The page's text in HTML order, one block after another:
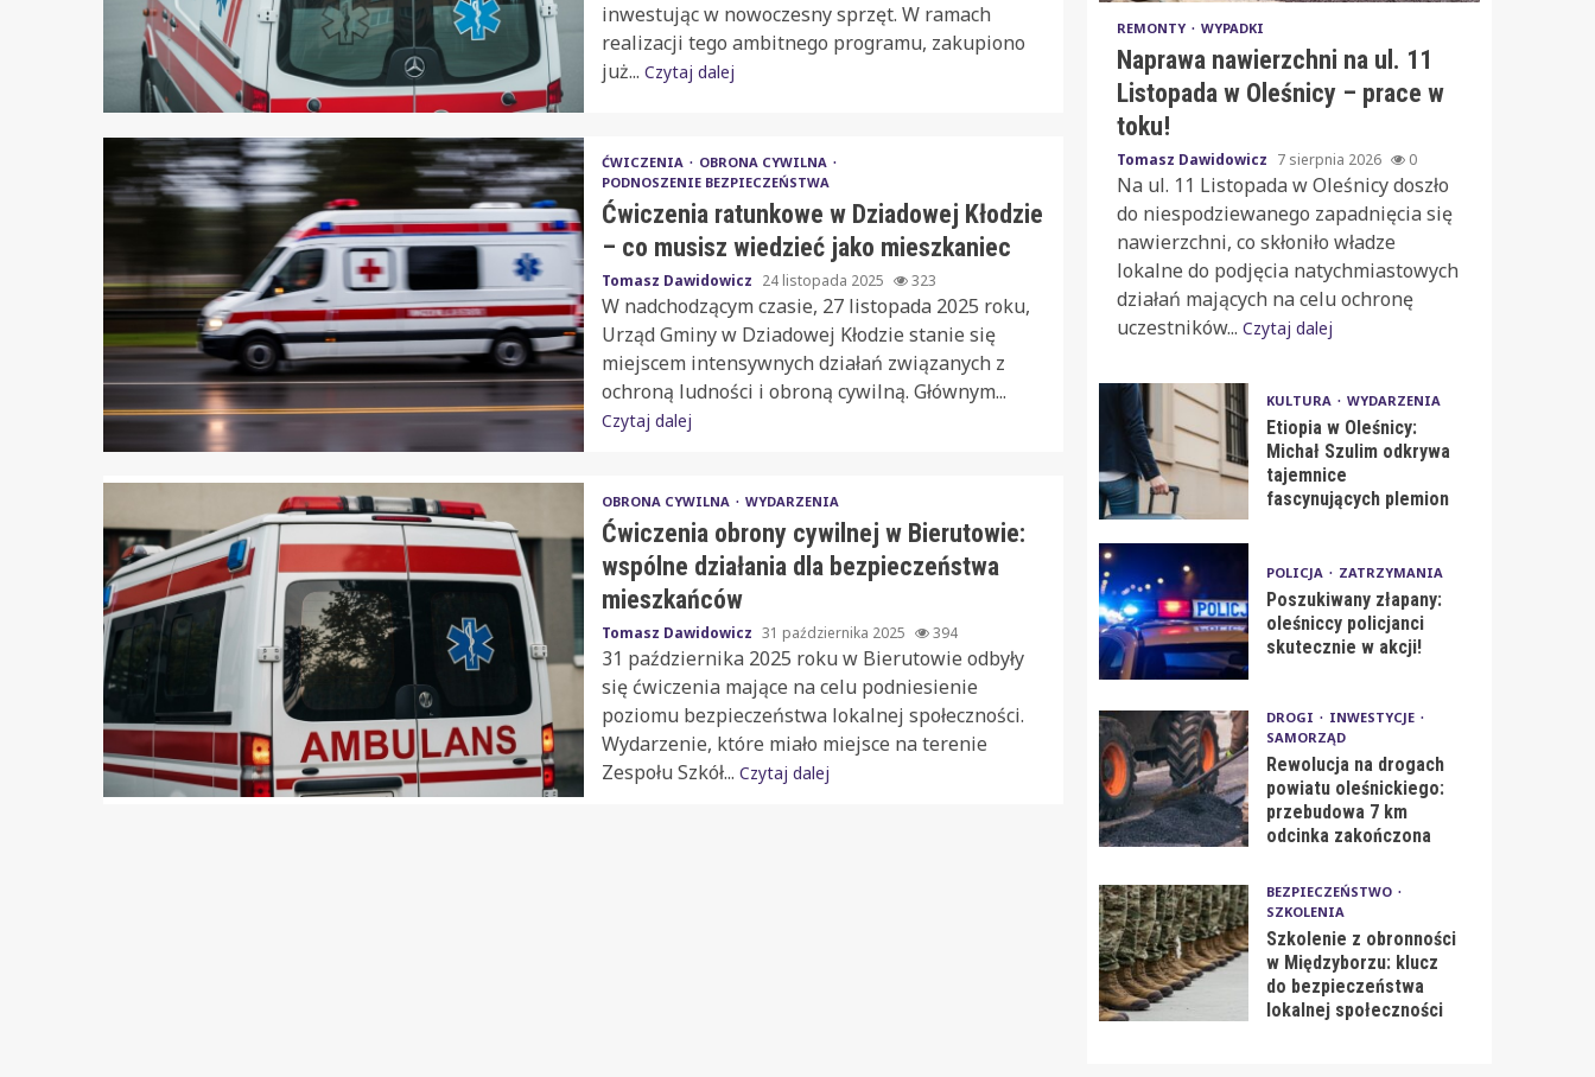
inwestując w nowoczesny sprzęt. W ramach
realizacji tego ambitnego programu, zakupiono
już... Czytaj dalej
ĆWICZENIA
OBRONA CYWILNA
PODNOSZENIE BEZPIECZEŃSTWA
Ćwiczenia ratunkowe w Dziadowej Kłodzie
– co musisz wiedzieć jako mieszkaniec
Tomasz Dawidowicz 24 listopada 2025 323
W nadchodzącym czasie, 27 listopada 2025 roku,
Urząd Gminy w Dziadowej Kłodzie stanie się
miejscem intensywnych działań związanych z
ochroną ludności i obroną cywilną. Głównym...
Czytaj dalej
OBRONA CYWILNA WYDARZENIA
Ćwiczenia obrony cywilnej w Bierutowie:
wspólne działania dla bezpieczeństwa
mieszkańców
Tomasz Dawidowicz 31 października 2025 394
31 października 2025 roku w Bierutowie odbyły
się ćwiczenia mające na celu podniesienie
poziomu bezpieczeństwa lokalnej społeczności.
Wydarzenie, które miało miejsce na terenie
Zespołu Szkół... Czytaj dalej
REMONTY WYPADKI
Naprawa nawierzchni na ul. 11
Listopada w Oleśnicy – prace w
toku!
Tomasz Dawidowicz 7 sierpnia 2026 0
Na ul. 11 Listopada w Oleśnicy doszło
do niespodziewanego zapadnięcia się
nawierzchni, co skłoniło władze
lokalne do podjęcia natychmiastowych
działań mających na celu ochronę
uczestników... Czytaj dalej
KULTURA WYDARZENIA
Etiopia w Oleśnicy:
Michał Szulim odkrywa
tajemnice
fascynujących plemion
POLICJA ZATRZYMANIA
Poszukiwany złapany:
oleśniccy policjanci
skutecznie w akcji!
DROGI
INWESTYCJE
SAMORZĄD
Rewolucja na drogach
powiatu oleśnickiego:
przebudowa 7 km
odcinka zakończona
BEZPIECZEŃSTWO
SZKOLENIA
Szkolenie z obronności
w Międzyborzu: klucz
do bezpieczeństwa
lokalnej społeczności